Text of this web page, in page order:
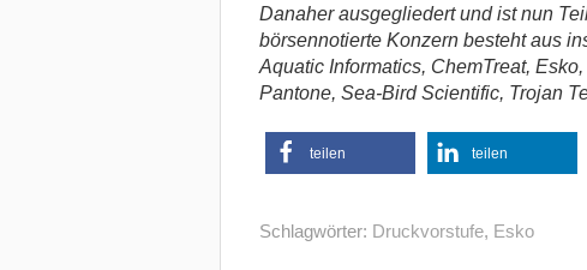
Danaher ausgegliedert und ist nun
börsennotierte Konzern besteht aus
Aquatic Informatics, ChemTreat,
Pantone, Sea-Bird Scientific, Trojan
teilen teilen
Schlagwörter: Druckvorstufe, Esko